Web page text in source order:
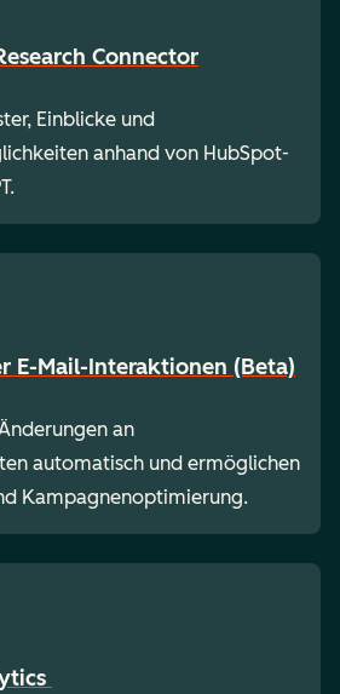
Connector
Einblicke und
anhand von HubSpot-
E-Mail-Interaktionen (Beta)
an
automatisch und ermöglichen
Kampagnenoptimierung.